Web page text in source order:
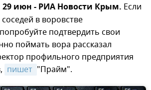
июн - РИА Новости Крым. Если
в воровстве
подтвердить свои
поймать вора рассказал
профильного предприятия
пишет "Прайм".